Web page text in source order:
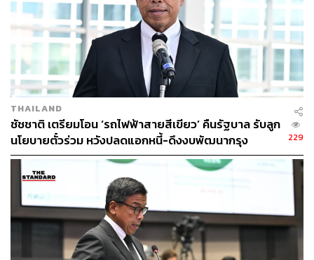
กรุงเทพฯ มีจุดแบ่งที่สำคัญคือ ยุคก่อนเข้าสู่สมัยใหม่ ตอนต้น
กรุงเทพฯ ยุคบางกอกเป็นราชธานี แต่การบริหารยังไม่ได้
สนใจเรื่องความเป็นอยู่ของผู้คน สนใจแต่เรื่องระเบียบซึ่งก็คือ
ลักษณะเดียวกันทั่วโลก เป็นเรื่อง Police อยู่ในกรมเวียง หรือ
กระทรวงเมือง กระทรวงนครบาล อธิบายง่ายๆ ตั้งแต่ระบบ
ศักดินาคือเป็นเรื่องตำรวจ การจับโจรผู้ร้าย
มิติที่ 2 ของกรุงเทพฯ เริ่ม ปี 2440 สมัยรัชกาลที่ 5 เริ่มมีการ
จัดตั้งสุขาภิบาล เริ่มสนใจเรื่องความสะอาดในกรุงเทพฯ เป็น
ฐาน ยุคนั้นยังไม่มีส้วมในบ้าน
ต่อมาหลังเปลี่ยนแปลงการปกครองปรับมาเป็นเทศบาล จุด
เด่นของกรุงเทพฯ เทศบาลมีลักษณะเต็มพื้นที่ ต่างจากต่าง
จังหวัดที่เทศบาลมีเฉพาะเขตเมือง ต่อมาปรับเป็น
THAILAND
ชัชชาติ เตรียมโอน ‘รถไฟฟ้าสายสีเขียว’ คืนรัฐบาล รับลูก
นโยบายตั๋วร่วม หวังปลดแอกหนี้-ดึงงบพัฒนากรุง
229